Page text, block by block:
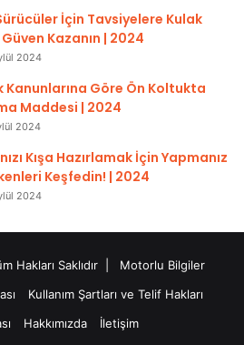
İçin Tavsiyelere Kulak
Kazanın | 2024
2024
Kanunlarına Göre Ön Koltukta
Maddesi | 2024
2024
Kışa Hazırlamak İçin Yapmanız
Keşfedin! | 2024
2024
Hakları Saklıdır | Motorlu Bilgiler
Kullanım Şartları ve Telif Hakları
Hakkımızda İletişim